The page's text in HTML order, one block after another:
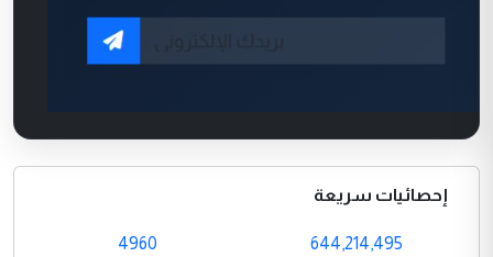
إحصائيات سريعة
644,214,495
4960